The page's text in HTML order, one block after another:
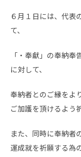
６月１日には、代表
て、
「・奉獻」の奉納
に対して、
奉納者とのご縁をよ
ご加護を頂けるよう
また、同時に奉納者
運成就を祈願する為